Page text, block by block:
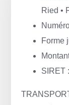
Ried •
Forme
SIRET